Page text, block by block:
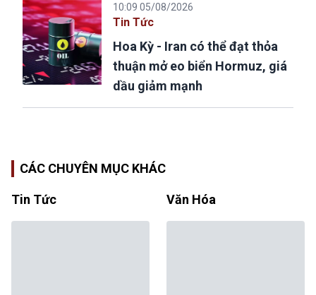
10:09 05/08/2026
Tin Tức
Hoa Kỳ - Iran có thể đạt thỏa
thuận mở eo biển Hormuz, giá
dầu giảm mạnh
CÁC CHUYÊN MỤC KHÁC
Tin Tức Văn Hóa